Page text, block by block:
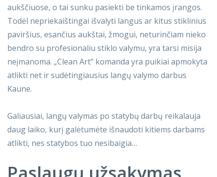
aukščiuose, o tai sunku pasiekti be tinkamos įrangos.
Todėl nepriekaištingai išvalyti langus ar kitus stiklinius
paviršius, esančius aukštai, žmogui, neturinčiam nieko
bendro su profesionaliu stiklo valymu, yra tarsi misija
neįmanoma. „Clean Art” komanda yra puikiai apmokyta
atlikti net ir sudėtingiausius langų valymo darbus
Kaune.
Galiausiai, langų valymas po statybų darbų reikalauja
daug laiko, kurį galėtumėte išnaudoti kitiems darbams
atlikti, nes statybos tuo nesibaigia…